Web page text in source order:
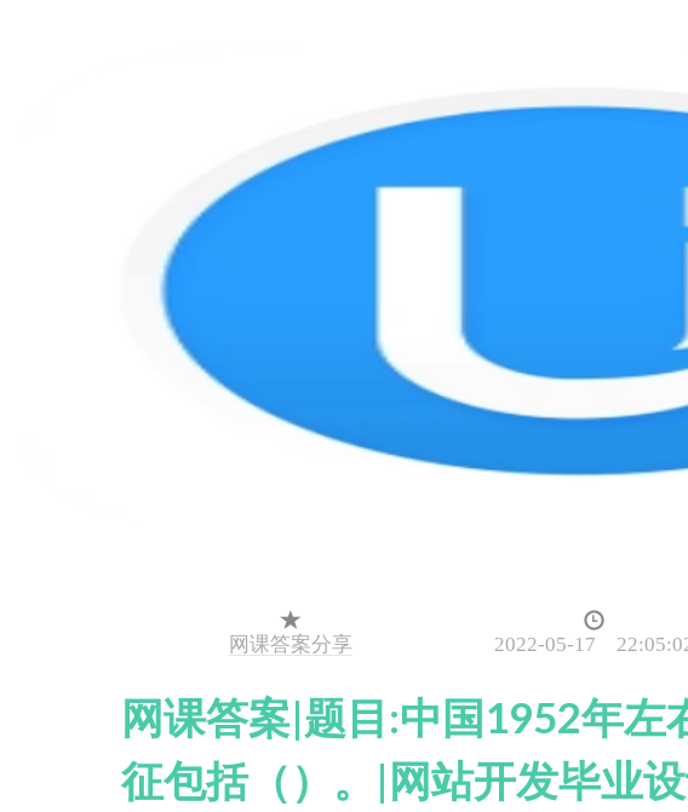
网课答案分享 2022-05-17
网课答案|题目:中国1952年左
征包括（）。|网站开发毕业